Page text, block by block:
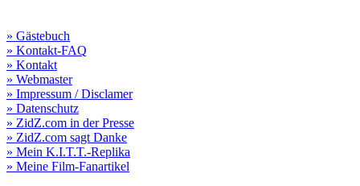
» Gästebuch
» Kontakt-FAQ
» Kontakt
» Webmaster
» Impressum / Disclamer
» Datenschutz
» ZidZ.com in der Presse
» ZidZ.com sagt Danke
» Mein K.I.T.T.-Replika
» Meine Film-Fanartikel